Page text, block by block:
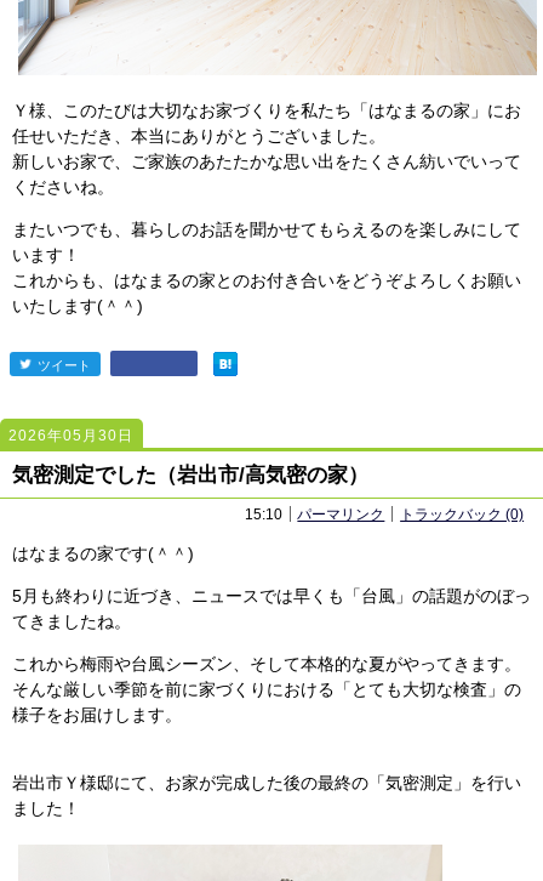
Ｙ様、このたびは大切なお家づくりを私たち「はなまるの家」にお
任せいただき、本当にありがとうございました。
新しいお家で、ご家族のあたたかな思い出をたくさん紡いでいって
くださいね。
またいつでも、暮らしのお話を聞かせてもらえるのを楽しみにして
います！
これからも、はなまるの家とのお付き合いをどうぞよろしくお願い
いたします(＾＾)
entry2445
ツイート
2026年05月30日
気密測定でした（岩出市/高気密の家）
15:10 パーマリンク トラックバック (0)
はなまるの家です(＾＾)
5月も終わりに近づき、ニュースでは早くも「台風」の話題がのぼっ
てきましたね。
これから梅雨や台風シーズン、そして本格的な夏がやってきます。
そんな厳しい季節を前に家づくりにおける「とても大切な検査」の
様子をお届けします。
岩出市Ｙ様邸にて、お家が完成した後の最終の「気密測定」を行い
ました！